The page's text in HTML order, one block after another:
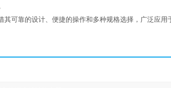
其可靠的设计、便捷的操作和多种规格选择，广泛应